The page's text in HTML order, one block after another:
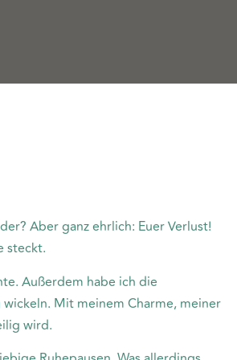
Aber ganz ehrlich: Euer Verlust!
steckt.
Außerdem habe ich die
Mit meinem Charme, meiner
wird.